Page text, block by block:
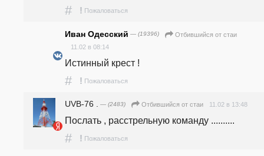
# ! Пожаловаться
Иван Одесский — (19396)
Отбившийся от стаи
11.02 в 08:14
Истинный крест !
# ! Пожаловаться
UVB-76 . — (2483) Отбившийся от стаи 11.02 в 13:48
Послать , расстрельную команду ..........
# ! Пожаловаться